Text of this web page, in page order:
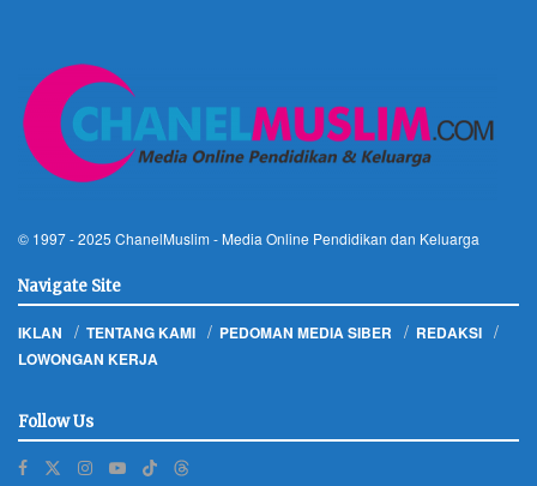
© 1997 - 2025 ChanelMuslim - Media Online Pendidikan dan Keluarga
Navigate Site
IKLAN TENTANG KAMI PEDOMAN MEDIA SIBER
REDAKSI
LOWONGAN KERJA
Follow Us